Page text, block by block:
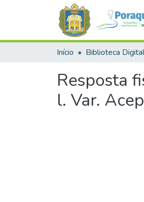
Início
Resposta
l. Var.